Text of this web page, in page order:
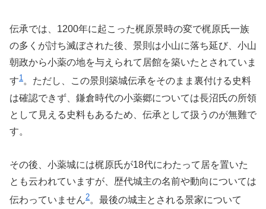
伝承では、1200年に起こった梶原景時の変で梶原氏一族
の多くが討ち滅ぼされた後、景則は小山に落ち延び、小山
朝政から小薬の地を与えられて居館を築いたとされていま
す1。ただし、この景則築城伝承をそのまま裏付ける史料
は確認できず、鎌倉時代の小薬郷については長沼氏の所領
として見える史料もあるため、伝承として扱うのが無難で
す。
その後、小薬城には梶原氏が18代にわたって居を置いた
とも云われていますが、歴代城主の名前や動向については
伝わっていません2。最後の城主とされる景家について